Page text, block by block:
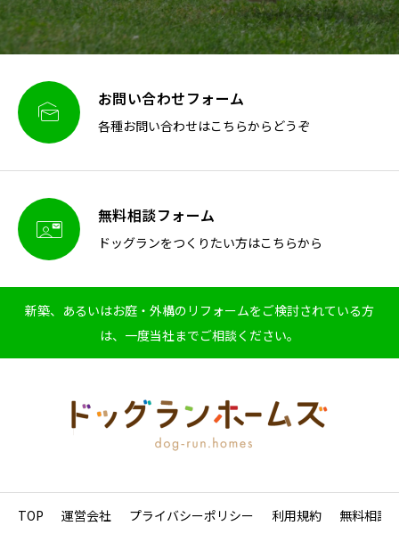
 お問い合わせフォーム
各種お問い合わせはこちらからどうぞ
 無料相談フォーム
ドッグランをつくりたい方はこちらから
新築、あるいはお庭・外構のリフォームをご検討されている方
は、一度当社までご相談ください。
TOP 運営会社 プライバシーポリシー 利用規約 無料相談